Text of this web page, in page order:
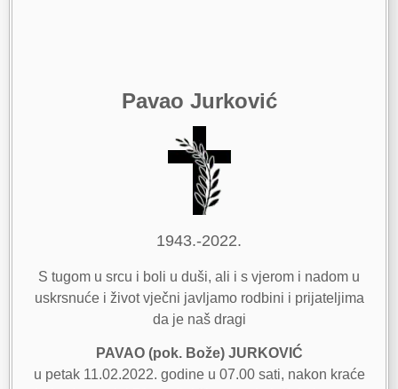
Pavao Jurković
1943.-2022.
S tugom u srcu i boli u duši, ali i s vjerom i nadom u
uskrsnuće i život vječni javljamo rodbini i prijateljima
da je naš dragi
PAVAO (pok. Bože) JURKOVIĆ
u petak 11.02.2022. godine u 07.00 sati, nakon kraće